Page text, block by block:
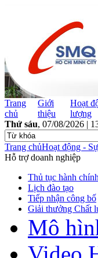
Trang
chủ
Giới
thiệu
Hoạt
lượng
Thứ sáu, 07/08/2026 |
Trang chủHoạt động -
Hỗ trợ doanh nghiệp
Thủ tục hành chính
Lịch đào tạo
Tiếp nhận công bố
Giải thưởng Chất
Mô